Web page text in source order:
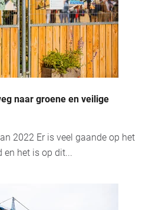
naar groene en veilige
2022 Er is veel gaande op het
en het is op dit...